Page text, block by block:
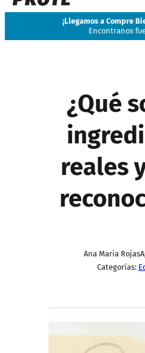
¡Llegamos a Compre
Encontranos
¿Qué
reales
Ana Maria Rojas
Categorías: